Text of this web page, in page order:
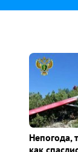
Непогода,